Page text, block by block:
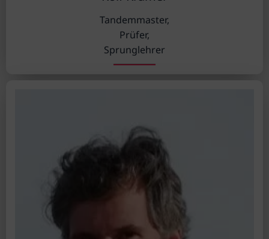
Tandemmaster,
Prüfer,
Sprunglehrer